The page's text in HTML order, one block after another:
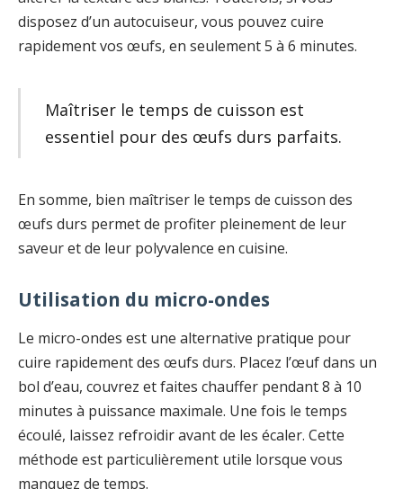
disposez d’un autocuiseur, vous pouvez cuire
rapidement vos œufs, en seulement 5 à 6 minutes.
Maîtriser le temps de cuisson est
essentiel pour des œufs durs parfaits.
En somme, bien maîtriser le temps de cuisson des
œufs durs permet de profiter pleinement de leur
saveur et de leur polyvalence en cuisine.
Utilisation du micro-ondes
Le micro-ondes est une alternative pratique pour
cuire rapidement des œufs durs. Placez l’œuf dans un
bol d’eau, couvrez et faites chauffer pendant 8 à 10
minutes à puissance maximale. Une fois le temps
écoulé, laissez refroidir avant de les écaler. Cette
méthode est particulièrement utile lorsque vous
manquez de temps.